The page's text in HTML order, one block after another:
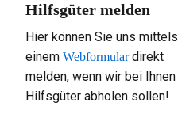
Hilfsgüter melden
Hier können Sie uns mittels
einemWebformulardirekt
melden, wenn wir bei Ihnen
Hilfsgüter abholen sollen!